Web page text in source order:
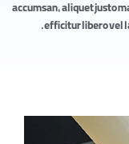
accumsan, aliquet justo
efficitur libero vel